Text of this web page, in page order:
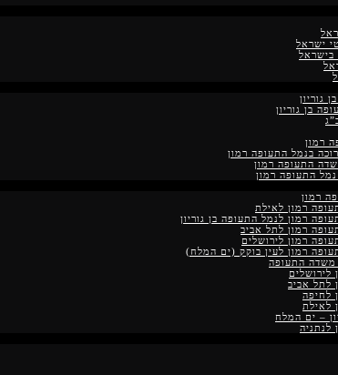
ישראל
בישראל
בן גוריון
בנמל התעופה רמון
רמון לאילת
רמון לנמל התעופה בן גוריון
רמון לתל אביב
רמון לירושלים
רמון לעין בוקק (ים המלח)
משדה התעופה
לירושלים
לתל אביב
לחיפה
לאילת
– ים המלח
לנתניה